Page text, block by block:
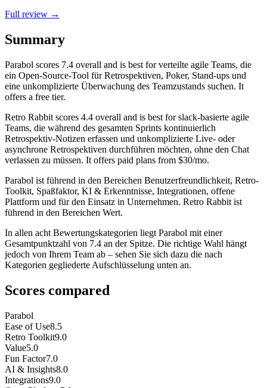
Full review →
Summary
Parabol scores 7.4 overall and is best for verteilte agile Teams, die
ein Open-Source-Tool für Retrospektiven, Poker, Stand-ups und
eine unkomplizierte Überwachung des Teamzustands suchen. It
offers a free tier.
Retro Rabbit scores 4.4 overall and is best for slack-basierte agile
Teams, die während des gesamten Sprints kontinuierlich
Retrospektiv-Notizen erfassen und unkomplizierte Live- oder
asynchrone Retrospektiven durchführen möchten, ohne den Chat
verlassen zu müssen. It offers paid plans from $30/mo.
Parabol ist führend in den Bereichen Benutzerfreundlichkeit, Retro-
Toolkit, Spaßfaktor, KI & Erkenntnisse, Integrationen, offene
Plattform und für den Einsatz in Unternehmen. Retro Rabbit ist
führend in den Bereichen Wert.
In allen acht Bewertungskategorien liegt Parabol mit einer
Gesamtpunktzahl von 7.4 an der Spitze. Die richtige Wahl hängt
jedoch von Ihrem Team ab – sehen Sie sich dazu die nach
Kategorien gegliederte Aufschlüsselung unten an.
Scores compared
Parabol
Ease of Use8.5
Retro Toolkit9.0
Value5.0
Fun Factor7.0
AI & Insights8.0
Integrations9.0